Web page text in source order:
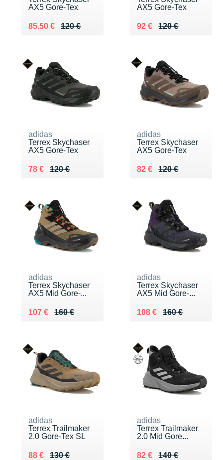
AX5 Gore-Tex
120 €
Au lieu de 120 €
85.50 €
Vendu 85.50 €
AX5 Gore-Tex
120 €
Au lieu de 120 €
92 €
Vendu 92 €
adidas
Terrex Skychaser
AX5 Gore-Tex
120 €
Au lieu de 120 €
78 €
Vendu 78 €
adidas
Terrex Skychaser
AX5 Gore-Tex
120 €
Au lieu de 120 €
82 €
Vendu 82 €
adidas
Terrex Skychaser
AX5 Mid Gore-...
160 €
Au lieu de 160 €
107 €
Vendu 107 €
adidas
Terrex Skychaser
AX5 Mid Gore-...
160 €
Au lieu de 160 €
108 €
Vendu 108 €
adidas
Terrex Trailmaker
2.0 Gore-Tex SL
130 €
Au lieu de 130 €
88 €
Vendu 88 €
adidas
Terrex Trailmaker
2.0 Mid Gore...
140 €
Au lieu de 140 €
82 €
Vendu 82 €